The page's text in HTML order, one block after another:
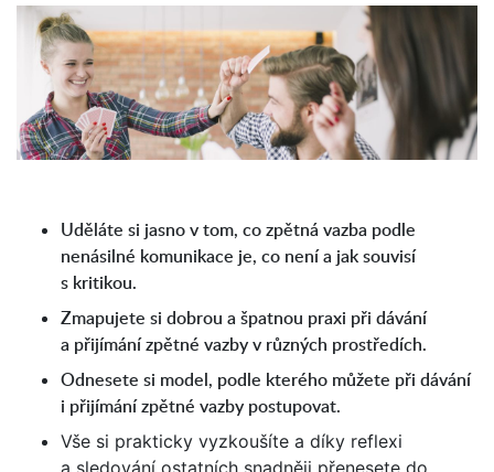
Uděláte si jasno v tom, co zpětná vazba podle
nenásilné komunikace je, co není a jak souvisí
s kritikou.
Zmapujete si dobrou a špatnou praxi při dávání
a přijímání zpětné vazby v různých prostředích.
Odnesete si model, podle kterého můžete při dávání
i přijímání zpětné vazby postupovat.
Vše si prakticky vyzkoušíte a díky reflexi
a sledování ostatních snadněji přenesete do